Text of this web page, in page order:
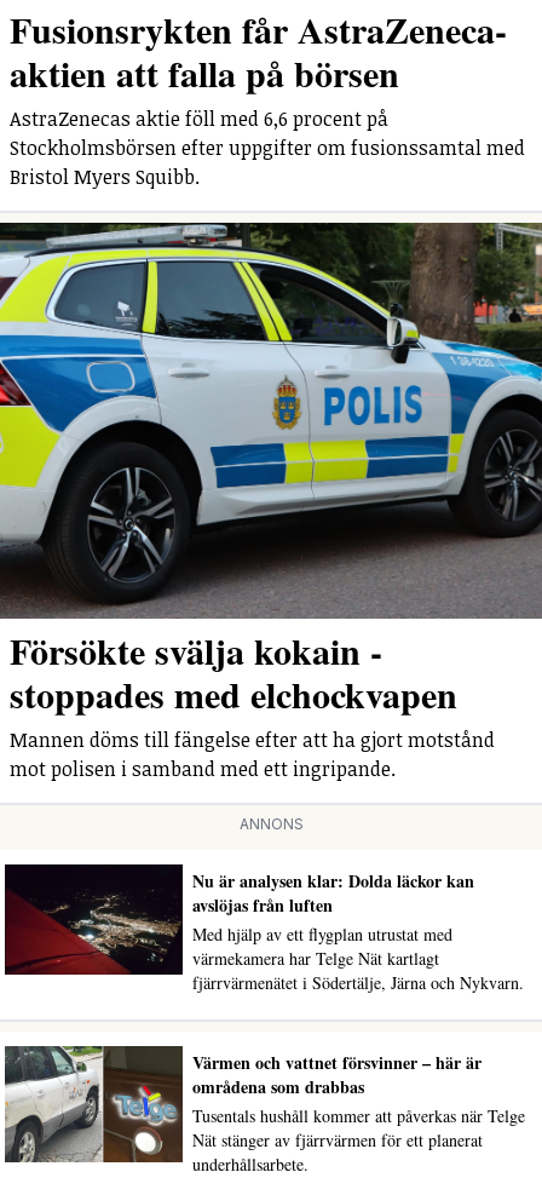
Fusionsrykten får AstraZeneca-
aktien att falla på börsen
AstraZenecas aktie föll med 6,6 procent på
Stockholmsbörsen efter uppgifter om fusionssamtal med
Bristol Myers Squibb.
Försökte svälja kokain -
stoppades med elchockvapen
Mannen döms till fängelse efter att ha gjort motstånd
mot polisen i samband med ett ingripande.
ANNONS
Nu är analysen klar: Dolda läckor kan
avslöjas från luften
Med hjälp av ett flygplan utrustat med
värmekamera har Telge Nät kartlagt
fjärrvärmenätet i Södertälje, Järna och Nykvarn.
Värmen och vattnet försvinner – här är
områdena som drabbas
Tusentals hushåll kommer att påverkas när Telge
Nät stänger av fjärrvärmen för ett planerat
underhållsarbete.